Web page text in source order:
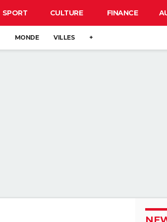
SPORT CULTURE FINANCE
MONDE VILLES +